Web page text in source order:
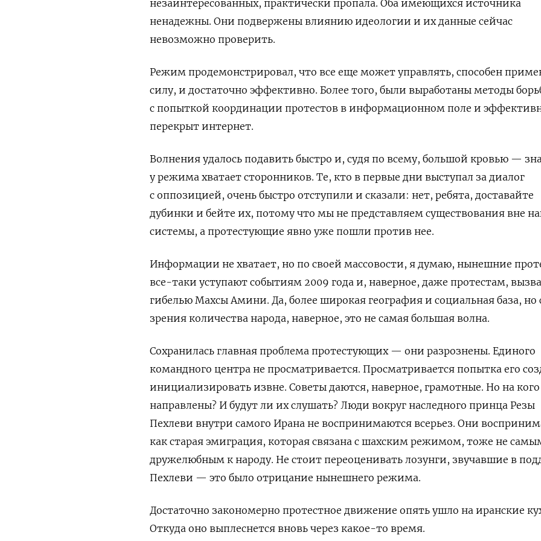
незаинтересованных, практически пропала. Оба имеющихся источника
ненадежны. Они подвержены влиянию идеологии и их данные сейчас
невозможно проверить.
Режим продемонстрировал, что все еще может управлять, способен
силу, и достаточно эффективно. Более того, были выработаны методы
с попыткой координации протестов в информационном поле и
перекрыт интернет.
Волнения удалось подавить быстро и, судя по всему, большой кровью —
у режима хватает сторонников. Те, кто в первые дни выступал за диалог
с оппозицией, очень быстро отступили и сказали: нет, ребята, доставайте
дубинки и бейте их, потому что мы не представляем существования вне
системы, а протестующие явно уже пошли против нее.
Информации не хватает, но по своей массовости, я думаю, нынешние
все-таки уступают событиям 2009 года и, наверное, даже протестам,
гибелью Махсы Амини. Да, более широкая география и социальная база, но
зрения количества народа, наверное, это не самая большая волна.
Сохранилась главная проблема протестующих — они разрознены. Единого
командного центра не просматривается. Просматривается попытка его
инициализировать извне. Советы даются, наверное, грамотные. Но на
направлены? И будут ли их слушать? Люди вокруг наследного принца Резы
Пехлеви внутри самого Ирана не воспринимаются всерьез. Они
как старая эмиграция, которая связана с шахским режимом, тоже не
дружелюбным к народу. Не стоит переоценивать лозунги, звучавшие в
Пехлеви — это было отрицание нынешнего режима.
Достаточно закономерно протестное движение опять ушло на иранские
Откуда оно выплеснется вновь через какое-то время.